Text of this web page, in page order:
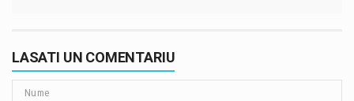
LASATI UN COMENTARIU